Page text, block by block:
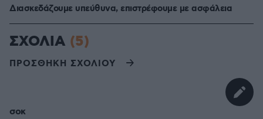
Διασκεδάζουμε υπεύθυνα, επιστρέφουμε με ασφάλεια
ΣΧΟΛΙΑ (5)
ΠΡΟΣΘΗΚΗ ΣΧΟΛΙΟΥ
σοκ